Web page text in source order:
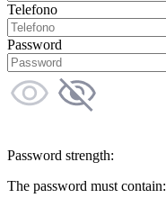
Telefono
Password
Password strength:
The password must contain: